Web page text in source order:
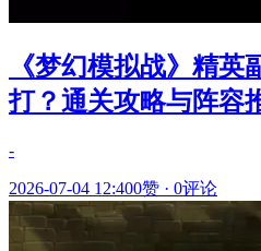
《梦幻模拟战》精
打？通关攻略与阵容
-
2026-07-04 12:400赞 · 0评论